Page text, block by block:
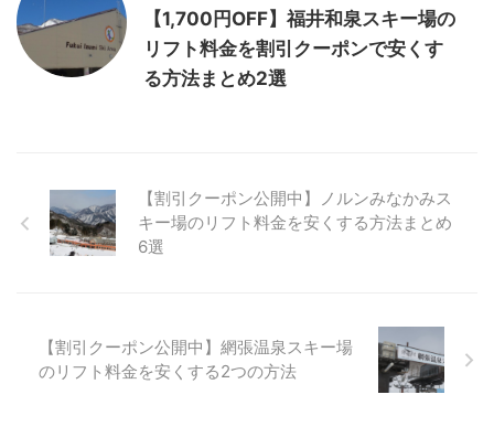
【1,700円OFF】福井和泉スキー場の
リフト料金を割引クーポンで安くす
る方法まとめ2選
【割引クーポン公開中】ノルンみなかみス
キー場のリフト料金を安くする方法まとめ
6選
【割引クーポン公開中】網張温泉スキー場
のリフト料金を安くする2つの方法